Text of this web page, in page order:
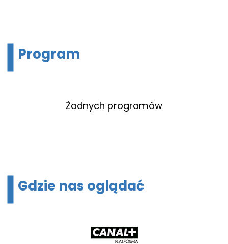
Program
Żadnych programów
Gdzie nas oglądać